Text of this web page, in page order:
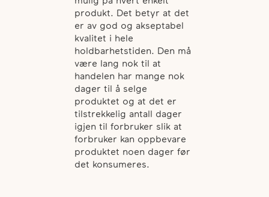
produkt. Det betyr at det
er av god og akseptabel
kvalitet i hele
holdbarhetstiden. Den må
være lang nok til at
handelen har mange nok
dager til å selge
produktet og at det er
tilstrekkelig antall dager
igjen til forbruker slik at
forbruker kan oppbevare
produktet noen dager før
det konsumeres.